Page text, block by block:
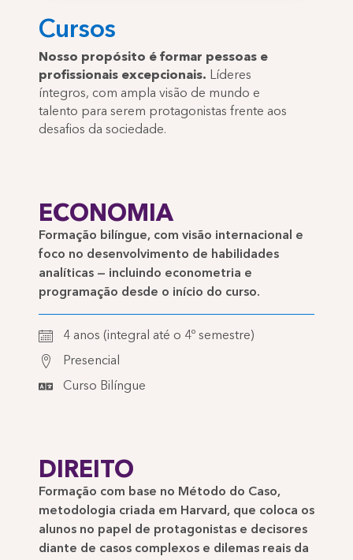
Cursos
Nosso propósito é formar pessoas e
profissionais excepcionais. Líderes
íntegros, com ampla visão de mundo e
talento para serem protagonistas frente aos
desafios da sociedade.
ECONOMIA
Formação bilíngue, com visão internacional e
foco no desenvolvimento de habilidades
analíticas — incluindo econometria e
programação desde o início do curso.
4 anos (integral até o 4º semestre)
Presencial
Curso Bilíngue
DIREITO
Formação com base no Método do Caso,
metodologia criada em Harvard, que coloca os
alunos no papel de protagonistas e decisores
diante de casos complexos e dilemas reais da